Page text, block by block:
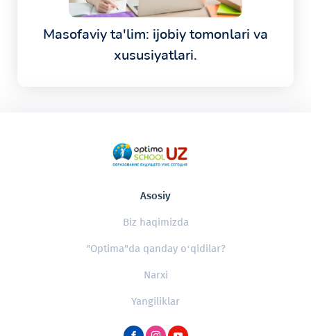
Masofaviy ta'lim: ijobiy tomonlari va
xususiyatlari.
Asosiy
Biz haqimizda
"Optima"da qanday o‘qidilar?
Narxi
Yangiliklar